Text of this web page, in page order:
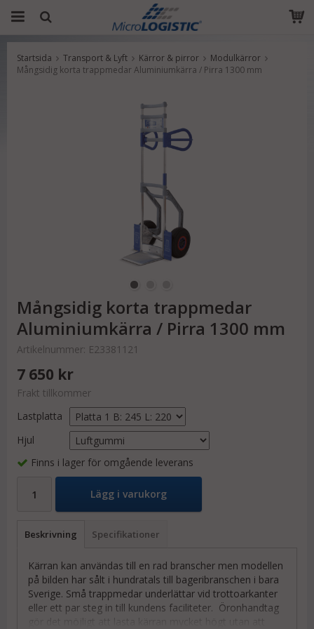
Produkten har blivit tillagd i varukorgen
Startsida Transport & Lyft Kärror & pirror
Modulkärror
Mångsidig korta trappmedar Aluminiumkärra / Pirra 1300 mm
Mångsidig korta trappmedar
Aluminiumkärra / Pirra 1300 mm
Artikelnummer: E23381121
7 650 kr
Frakt tillkommer
Lastplatta
Hjul
Finns i lager för omgående leverans
Lägg i varukorg
Beskrivning Specifikationer
Kärran kan användas till en rad branscher men modellen
på bilden har sålt i hundratals till bageribranschen i bara
Sverige. Små trappmedar underlättar vid trottoarkanter
eller ett par steg in till kundens faciliteter. Öronhandtag